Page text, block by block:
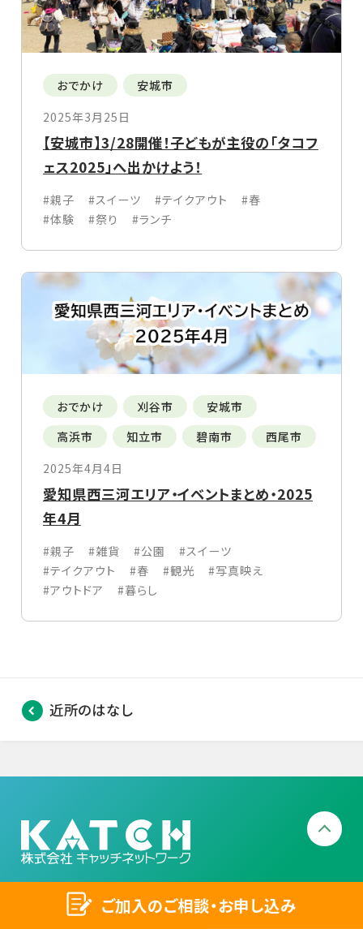
おでかけ
安城市
2025年3月25日
【安城市】3/28開催！子どもが主役の「タコフ
ェス2025」へ出かけよう！
#親子 #スイーツ #テイクアウト
#春
#体験
#祭り #ランチ
おでかけ 刈谷市
安城市
高浜市
知立市 碧南市
西尾市
2025年4月4日
愛知県西三河エリア・イベントまとめ・2025
年4月
#親子 #雑貨 #公園
#スイーツ
#テイクアウト
#春 #観光
#写真映え
#アウトドア
#暮らし
近所のはなし
〒448-0803
愛知県刈谷市野田町大ヒゴ1番地
ご加入のご相談・お申し込み